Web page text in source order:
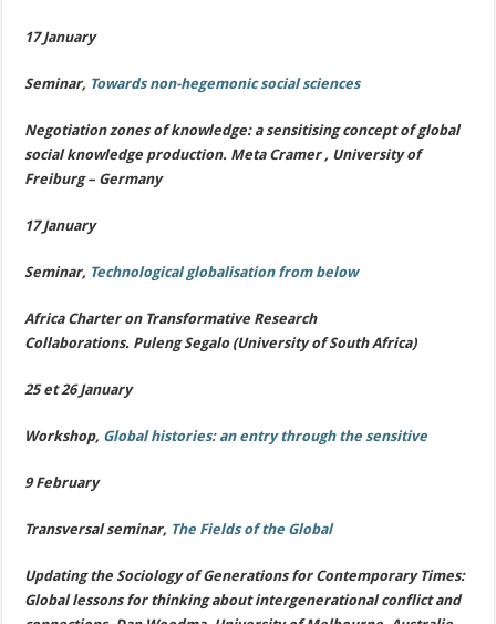
17 January
Seminar, Towards non-hegemonic social sciences
Negotiation zones of knowledge: a sensitising concept of global
social knowledge production. Meta Cramer , University of
Freiburg – Germany
17 January
Seminar, Technological globalisation from below
Africa Charter on Transformative Research
Collaborations. Puleng Segalo (University of South Africa)
25 et 26 January
Workshop, Global histories: an entry through the sensitive
9 February
Transversal seminar, The Fields of the Global
Updating the Sociology of Generations for Contemporary Times:
Global lessons for thinking about intergenerational conflict and